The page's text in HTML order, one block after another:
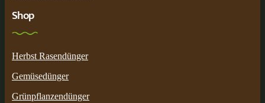
Shop
Herbst Rasendünger
Gemüsedünger
Grünpflanzendünger